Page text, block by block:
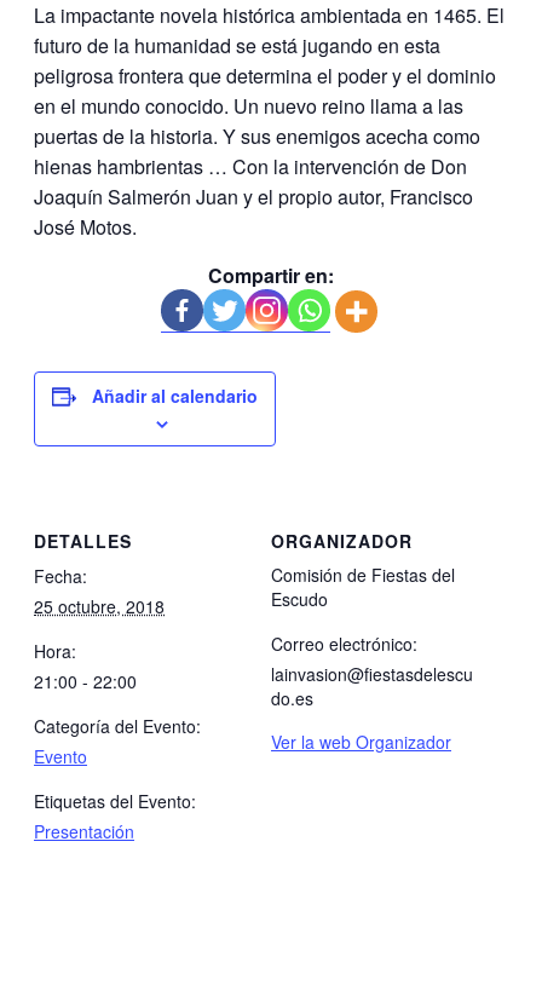
La impactante novela histórica ambientada en 1465. El
futuro de la humanidad se está jugando en esta
peligrosa frontera que determina el poder y el dominio
en el mundo conocido. Un nuevo reino llama a las
puertas de la historia. Y sus enemigos acecha como
hienas hambrientas … Con la intervención de Don
Joaquín Salmerón Juan y el propio autor, Francisco
José Motos.
Compartir en:
Añadir al calendario
DETALLES
Fecha:
25 octubre, 2018
Hora:
21:00 - 22:00
Categoría del Evento:
Evento
Etiquetas del Evento:
Presentación
ORGANIZADOR
Comisión de Fiestas del
Escudo
Correo electrónico:
lainvasion@fiestasdelescu
do.es
Ver la web Organizador